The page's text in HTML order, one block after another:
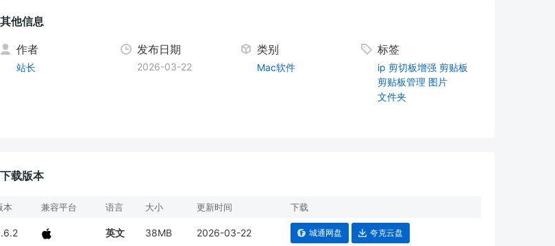
其他信息
作者
站长
发布日期
2026-03-22
类别
Mac软件
标签
ip 剪切板增强 剪贴板
剪贴板管理 图片
文件夹
下载版本
本 兼容平台 语言 大小 更新时间 下载
英文 38MB 2026-03-22 城通网盘 夸克云盘